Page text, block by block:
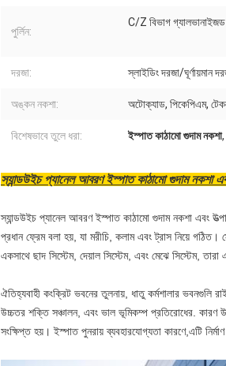
পুর্লিন:
C/Z বিভাগ
দরজা: স্লাইডিং দরজা/ঘূর্ণায়মান
অঙ্কন নকশা: অটোক্যাড, পিকেপিএম,
বিশেষভাবে তুলে ধরা: ইস্পাত কাঠামো গুদাম নকশা,
স্যান্ডউইচ প্যানেল আবরণ ইস্পাত কাঠামো গুদাম নকশা
স্যান্ডউইচ প্যানেল আবরণ ইস্পাত কাঠামো গুদাম নকশা এবং
প্রধান ফ্রেম বলা হয়, যা মরীচি, কলাম এবং ট্রাস নিয়ে
একসাথে ছাদ সিস্টেম, দেয়াল সিস্টেম, এবং মেঝে সিস্টেম, তারা
ঐতিহ্যবাহী কংক্রিট ভবনের তুলনায়, ধাতু কর্মশালার ভবনগুলি
উচ্চতর শক্তি সঞ্চালন, এবং ভাল ভূমিকম্প প্রতিরোধের. কারণ
সংক্ষিপ্ত হয়। ইস্পাত পুনরায় ব্যবহারযোগ্যতা কারণে,এটি